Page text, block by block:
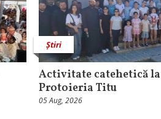
Știri
Activitate catehetică
Protoieria Titu
05 Aug, 2026